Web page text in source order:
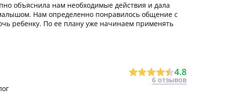
объяснила нам необходимые действия и дала
Нам определенно понравилось общение с
ребенку. По ее плану уже начинаем применять
4.8
6 отзывов